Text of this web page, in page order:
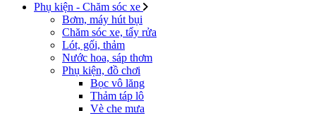
Phụ kiện - Chăm sóc xe
Bơm, máy hút bụi
Chăm sóc xe, tẩy rửa
Lót, gối, thảm
Nước hoa, sáp thơm
Phụ kiện, đồ chơi
Bọc vô lăng
Thảm táp lô
Vè che mưa